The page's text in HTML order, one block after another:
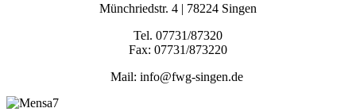
Münchriedstr. 4 | 78224 Singen
Tel. 07731/87320
Fax: 07731/873220
Mail: info@fwg-singen.de